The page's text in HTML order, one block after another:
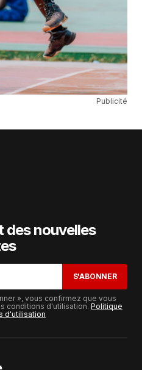
Publicité
des nouvelles
S'ABONNER
», vous confirmez que vous
conditions d'utilisation. Politique
d'utilisation